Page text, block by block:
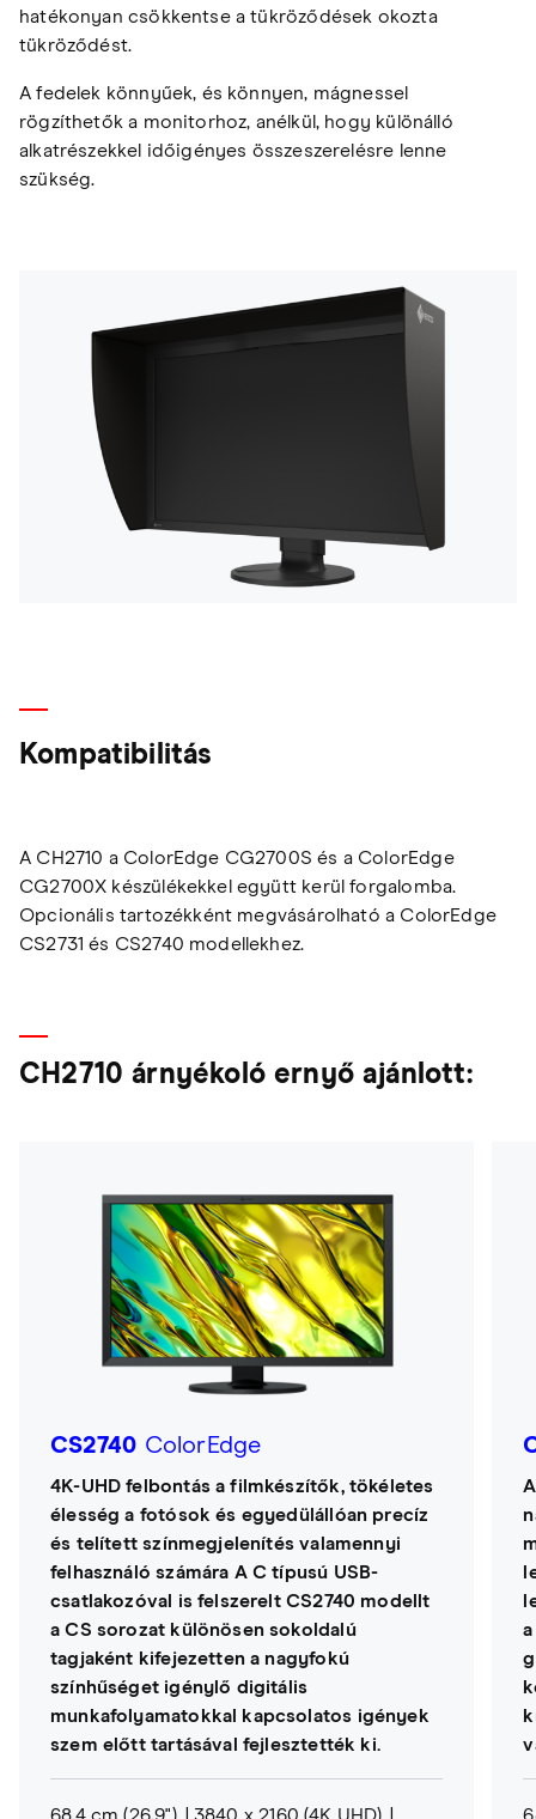
hatékonyan csökkentse a tükröződések okozta
tükröződést.
A fedelek könnyűek, és könnyen, mágnessel
rögzíthetők a monitorhoz, anélkül, hogy különálló
alkatrészekkel időigényes összeszerelésre lenne
szükség.
Kompatibilitás
A CH2710 a ColorEdge CG2700S és a ColorEdge
CG2700X készülékekkel együtt kerül forgalomba.
Opcionális tartozékként megvásárolható a ColorEdge
CS2731 és CS2740 modellekhez.
CH2710 árnyékoló ernyő ajánlott:
CS2740 ColorEdge
4K-UHD felbontás a filmkészítők, tökéletes
élesség a fotósok és egyedülállóan precíz
és telített színmegjelenítés valamennyi
felhasználó számára A C típusú USB-
csatlakozóval is felszerelt CS2740 modellt
a CS sorozat különösen sokoldalú
tagjaként kifejezetten a nagyfokú
színhűséget igénylő digitális
munkafolyamatokkal kapcsolatos igények
szem előtt tartásával fejlesztették ki.